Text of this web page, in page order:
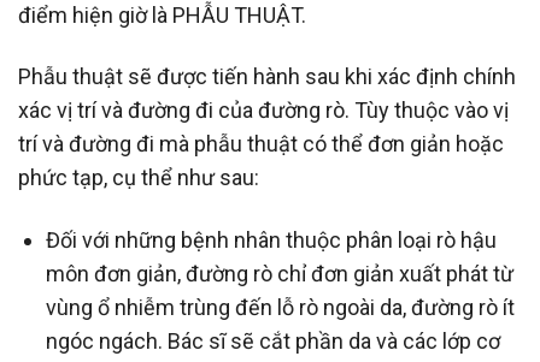
điểm hiện giờ là PHẪU THUẬT.
Phẫu thuật sẽ được tiến hành sau khi xác định chính
xác vị trí và đường đi của đường rò. Tùy thuộc vào vị
trí và đường đi mà phẫu thuật có thể đơn giản hoặc
phức tạp, cụ thể như sau:
Đối với những bệnh nhân thuộc phân loại rò hậu
môn đơn giản, đường rò chỉ đơn giản xuất phát từ
vùng ổ nhiễm trùng đến lỗ rò ngoài da, đường rò ít
ngóc ngách. Bác sĩ sẽ cắt phần da và các lớp cơ